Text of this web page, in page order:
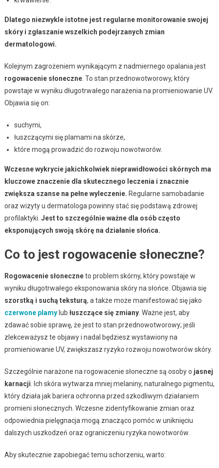
Dlatego niezwykle istotne jest regularne monitorowanie swojej
skóry i zgłaszanie wszelkich podejrzanych zmian
dermatologowi.
Kolejnym zagrożeniem wynikającym z nadmiernego opalania jest
rogowacenie słoneczne. To stan przednowotworowy, który
powstaje w wyniku długotrwałego narażenia na promieniowanie UV.
Objawia się on:
suchymi,
łuszczącymi się plamami na skórze,
które mogą prowadzić do rozwoju nowotworów.
Wczesne wykrycie jakichkolwiek nieprawidłowości skórnych ma
kluczowe znaczenie dla skutecznego leczenia i znacznie
zwiększa szanse na pełne wyleczenie. Regularne samobadanie
oraz wizyty u dermatologa powinny stać się podstawą zdrowej
profilaktyki. Jest to szczególnie ważne dla osób często
eksponujących swoją skórę na działanie słońca.
Co to jest rogowacenie słoneczne?
Rogowacenie słoneczneto problem skórny, który powstaje w
wyniku długotrwałego eksponowania skóry na słońce. Objawia się
szorstką i suchą teksturą, a także może manifestować się jako
czerwone plamylub łuszczące się zmiany. Ważne jest, aby
zdawać sobie sprawę, że jest to stan przednowotworowy; jeśli
zlekceważysz te objawy i nadal będziesz wystawiony na
promieniowanie UV, zwiększasz ryzyko rozwoju nowotworów skóry.
Szczególnie narażone na rogowacenie słoneczne są osoby o jasnej
karnacji . Ich skóra wytwarza mniej melaniny, naturalnego pigmentu,
który działa jak bariera ochronna przed szkodliwym działaniem
promieni słonecznych. Wczesne zidentyfikowanie zmian oraz
odpowiednia pielęgnacja mogą znacząco pomóc w uniknięciu
dalszych uszkodzeń oraz ograniczeniu ryzyka nowotworów.
Aby skutecznie zapobiegać temu schorzeniu, warto: